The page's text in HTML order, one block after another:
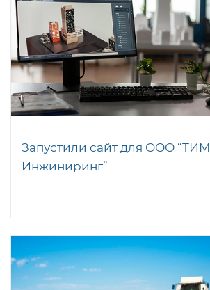
Запустили сайт для ООО “ТИМ
Инжиниринг”